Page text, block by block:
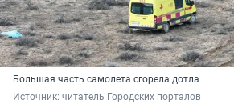
Большая часть самолета сгорела дотла
Источник: читатель Городских порталов